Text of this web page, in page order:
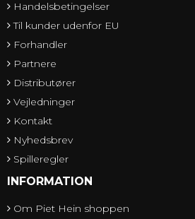
Handelsbetingelser
Til kunder udenfor EU
Forhandler
Partnere
Distributører
Vejledninger
Kontakt
Nyhedsbrev
Spilleregler
INFORMATION
Om Piet Hein shoppen